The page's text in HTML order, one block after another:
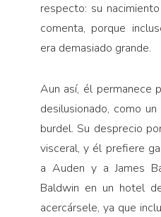
respecto: su
comenta, porque
era demasiado grande.
Aun así, él permanece
desilusionado, como
burdel. Su desprecio
visceral, y él prefiere
a Auden y a James
Baldwin en un hotel
acercársele, ya que